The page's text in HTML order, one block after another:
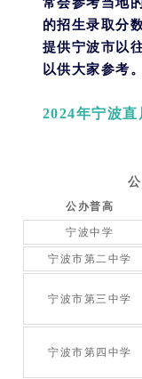
的招生录取分
提供宁波市以
以供大家参考。
2024年宁波
公办普高
宁波中学
宁波市第二中学
宁波市第三中学
宁波市第四中学